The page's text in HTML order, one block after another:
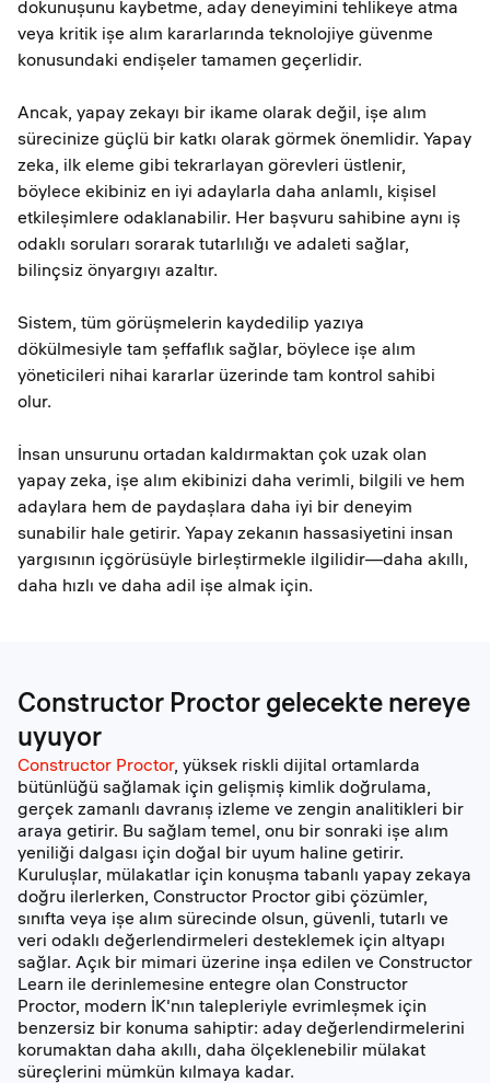
dokunuşunu kaybetme, aday deneyimini tehlikeye atma
veya kritik işe alım kararlarında teknolojiye güvenme
konusundaki endişeler tamamen geçerlidir.
Ancak, yapay zekayı bir ikame olarak değil, işe alım
sürecinize güçlü bir katkı olarak görmek önemlidir. Yapay
zeka, ilk eleme gibi tekrarlayan görevleri üstlenir,
böylece ekibiniz en iyi adaylarla daha anlamlı, kişisel
etkileşimlere odaklanabilir. Her başvuru sahibine aynı iş
odaklı soruları sorarak tutarlılığı ve adaleti sağlar,
bilinçsiz önyargıyı azaltır.
Sistem, tüm görüşmelerin kaydedilip yazıya
dökülmesiyle tam şeffaflık sağlar, böylece işe alım
yöneticileri nihai kararlar üzerinde tam kontrol sahibi
olur.
İnsan unsurunu ortadan kaldırmaktan çok uzak olan
yapay zeka, işe alım ekibinizi daha verimli, bilgili ve hem
adaylara hem de paydaşlara daha iyi bir deneyim
sunabilir hale getirir. Yapay zekanın hassasiyetini insan
yargısının içgörüsüyle birleştirmekle ilgilidir—daha akıllı,
daha hızlı ve daha adil işe almak için.
Constructor Proctor gelecekte nereye
uyuyor
Constructor Proctor, yüksek riskli dijital ortamlarda
bütünlüğü sağlamak için gelişmiş kimlik doğrulama,
gerçek zamanlı davranış izleme ve zengin analitikleri bir
araya getirir. Bu sağlam temel, onu bir sonraki işe alım
yeniliği dalgası için doğal bir uyum haline getirir.
Kuruluşlar, mülakatlar için konuşma tabanlı yapay zekaya
doğru ilerlerken, Constructor Proctor gibi çözümler,
sınıfta veya işe alım sürecinde olsun, güvenli, tutarlı ve
veri odaklı değerlendirmeleri desteklemek için altyapı
sağlar. Açık bir mimari üzerine inşa edilen ve Constructor
Learn ile derinlemesine entegre olan Constructor
Proctor, modern İK'nın talepleriyle evrimleşmek için
benzersiz bir konuma sahiptir: aday değerlendirmelerini
korumaktan daha akıllı, daha ölçeklenebilir mülakat
süreçlerini mümkün kılmaya kadar.